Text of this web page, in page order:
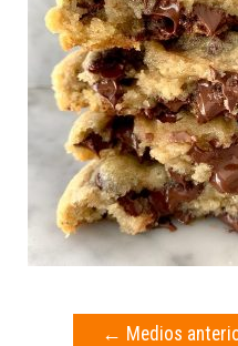
← Medios